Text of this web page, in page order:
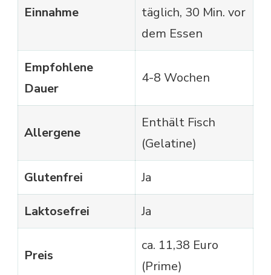
Einnahme
täglich, 30 Min. vor
dem Essen
Empfohlene
Dauer
4-8 Wochen
Allergene
Enthält Fisch
(Gelatine)
Glutenfrei Ja
Laktosefrei Ja
Preis
ca. 11,38 Euro
(Prime)